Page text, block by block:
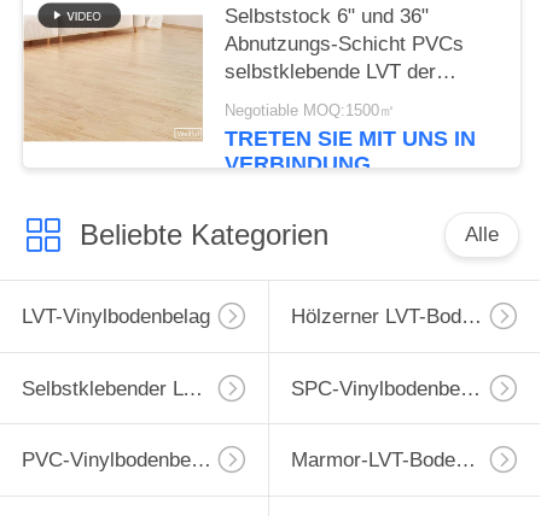
Selbststock 6" und 36"
Abnutzungs-Schicht PVCs
selbstklebende LVT der
Bodenbelag-2.0mm Stärke-
0.07mm
Negotiable MOQ:1500㎡
TRETEN SIE MIT UNS IN
VERBINDUNG
Beliebte Kategorien Alle
LVT-Vinylbodenbelag Hölzerner LVT-Bodenbelag
Selbstklebender LVT-Bodenbelag SPC-Vinylbodenbelag
PVC-Vinylbodenbelag Marmor-LVT-Bodenbelag